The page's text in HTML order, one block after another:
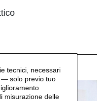
tecnici, necessari
— solo previo tuo
misurazione delle